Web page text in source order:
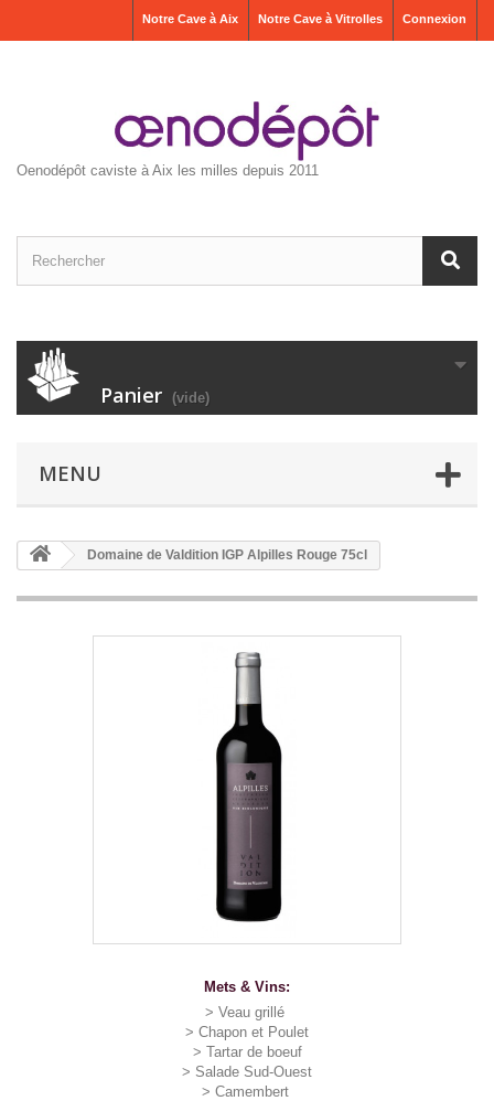
Connexion
Notre Cave à Vitrolles
Notre Cave à Aix
Oenodépôt caviste à Aix les milles depuis 2011
Panier (vide)
MENU
Domaine de Valdition IGP Alpilles Rouge 75cl
Mets & Vins:
> Veau grillé
> Chapon et Poulet
> Tartar de boeuf
> Salade Sud-Ouest
> Camembert